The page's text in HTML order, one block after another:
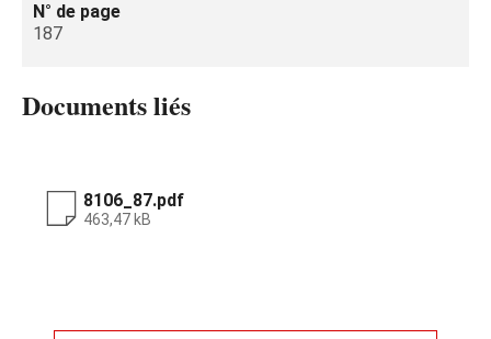
N° de page
187
Documents liés
8106_87.pdf
463,47 kB